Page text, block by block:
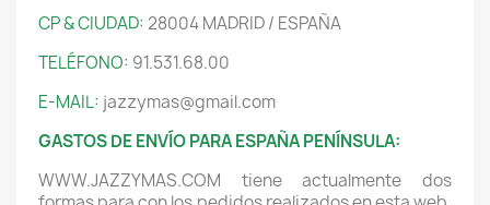
CP & CIUDAD: 28004 MADRID / ESPAÑA
TELÉFONO: 91.531.68.00
E-MAIL: jazzymas@gmail.com
GASTOS DE ENVÍO PARA ESPAÑA PENÍNSULA:
WWW.JAZZYMAS.COM tiene actualmente dos